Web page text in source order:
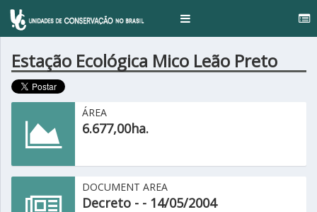
Toggle
Estação Ecológica Mico Leão Preto
ÁREA
6.677,00ha.
DOCUMENT AREA
Decreto - - 14/05/2004